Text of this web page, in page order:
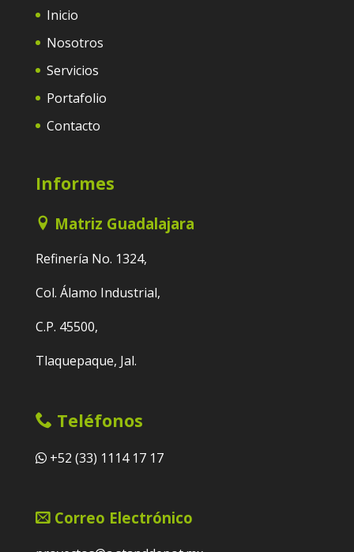
Inicio
Nosotros
Servicios
Portafolio
Contacto
Informes
Matriz Guadalajara
Refinería No. 1324,
Col. Álamo Industrial,
C.P. 45500,
Tlaquepaque, Jal.
Teléfonos
+52 (33) 1114 17 17
Correo Electrónico